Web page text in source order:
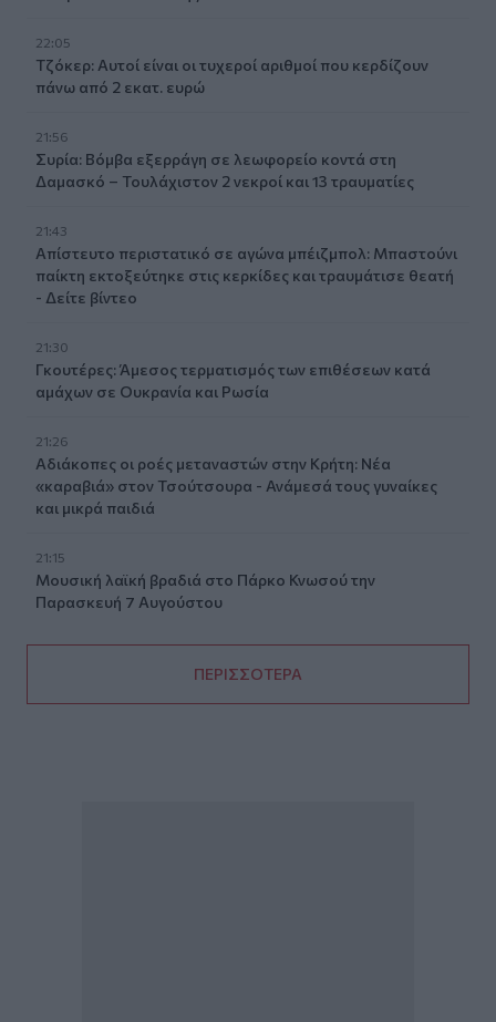
22:05
Τζόκερ: Αυτοί είναι οι τυχεροί αριθμοί που κερδίζουν
πάνω από 2 εκατ. ευρώ
21:56
Συρία: Βόμβα εξερράγη σε λεωφορείο κοντά στη
Δαμασκό – Τουλάχιστον 2 νεκροί και 13 τραυματίες
21:43
Απίστευτο περιστατικό σε αγώνα μπέιζμπολ: Μπαστούνι
παίκτη εκτοξεύτηκε στις κερκίδες και τραυμάτισε θεατή
- Δείτε βίντεο
21:30
Γκουτέρες: Άμεσος τερματισμός των επιθέσεων κατά
αμάχων σε Ουκρανία και Ρωσία
21:26
Αδιάκοπες οι ροές μεταναστών στην Κρήτη: Νέα
«καραβιά» στον Τσούτσουρα - Ανάμεσά τους γυναίκες
και μικρά παιδιά
21:15
Μουσική λαϊκή βραδιά στο Πάρκο Κνωσού την
Παρασκευή 7 Αυγούστου
ΠΕΡΙΣΣΟΤΕΡΑ